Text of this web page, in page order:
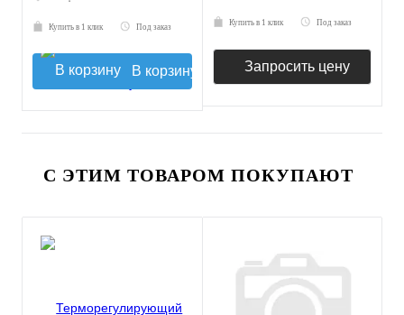
Купить в 1 клик Под заказ
В корзину
Купить в 1 клик Под заказ
Запросить цену
С ЭТИМ ТОВАРОМ ПОКУПАЮТ